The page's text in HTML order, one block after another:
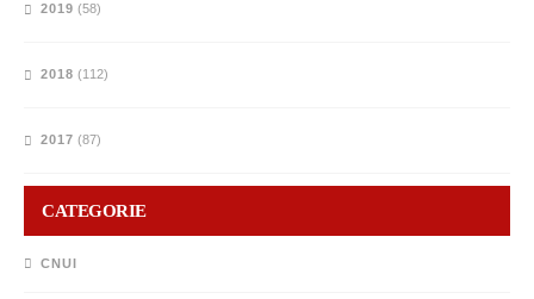
2019 (58)
2018 (112)
2017 (87)
CATEGORIE
CNUI